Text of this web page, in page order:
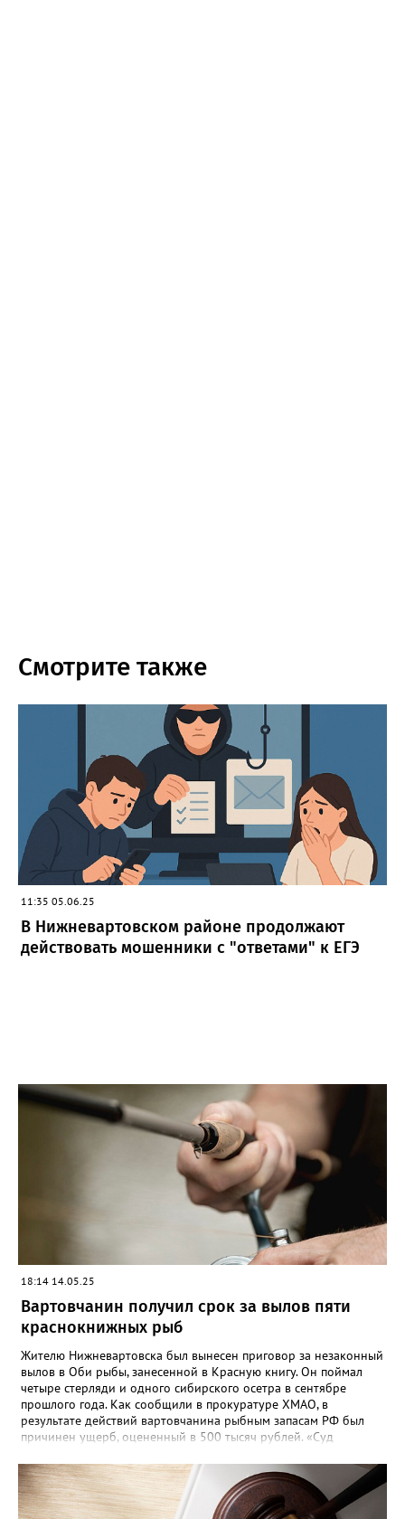
Смотрите также
11:35 05.06.25
В Нижневартовском районе продолжают
действовать мошенники с "ответами" к ЕГЭ
18:14 14.05.25
Вартовчанин получил срок за вылов пяти
краснокнижных рыб
Жителю Нижневартовска был вынесен приговор за незаконный
вылов в Оби рыбы, занесенной в Красную книгу. Он поймал
четыре стерляди и одного сибирского осетра в сентябре
прошлого года. Как сообщили в прокуратуре ХМАО, в
результате действий вартовчанина рыбным запасам РФ был
причинен ущерб, оцененный в 500 тысяч рублей. «Суд
свободы условно с испытательным сроком в один год», —
говорится в сообщении. Также у мужчины конфисковали
моторную лодку и передали государству. На данный момент